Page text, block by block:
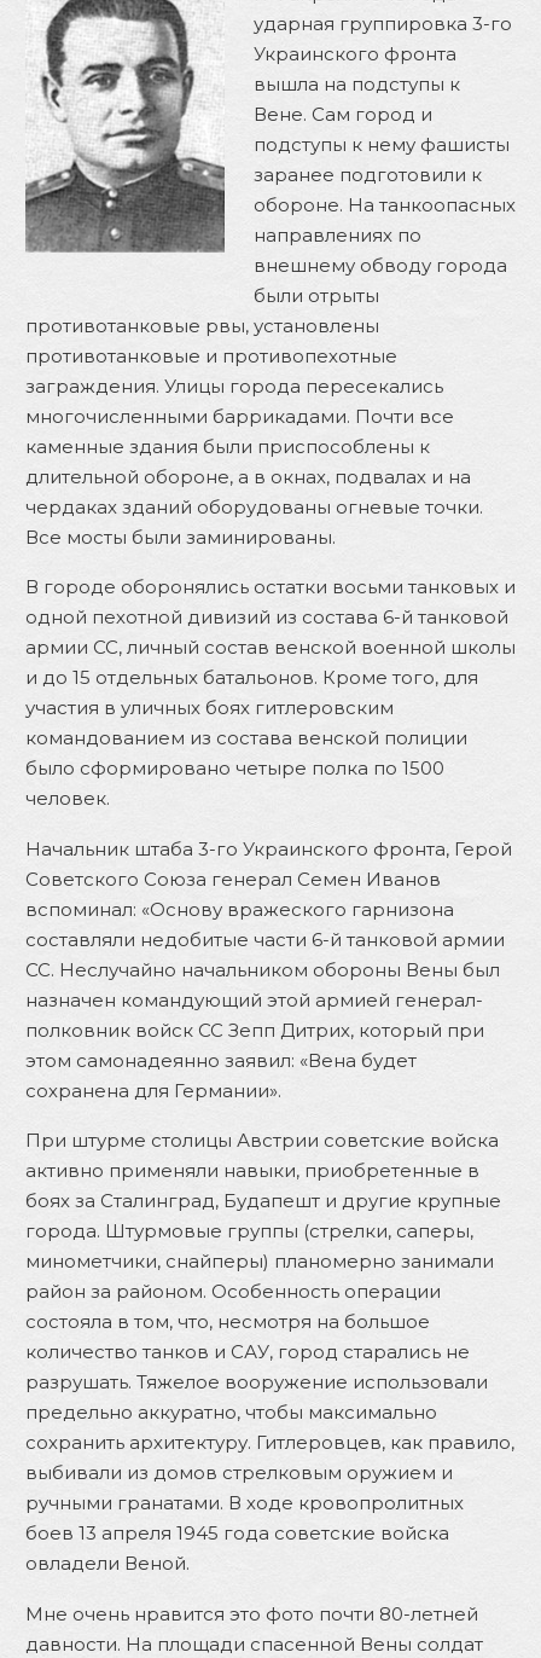
ударная группировка 3-го
Украинского фронта
вышла на подступы к
Вене. Сам город и
подступы к нему фашисты
заранее подготовили к
обороне. На танкоопасных
направлениях по
внешнему обводу города
были отрыты
противотанковые рвы, установлены
противотанковые и противопехотные
заграждения. Улицы города пересекались
многочисленными баррикадами. Почти все
каменные здания были приспособлены к
длительной обороне, а в окнах, подвалах и на
чердаках зданий оборудованы огневые точки.
Все мосты были заминированы.
В городе оборонялись остатки восьми танковых и
одной пехотной дивизий из состава 6-й танковой
армии СС, личный состав венской военной школы
и до 15 отдельных батальонов. Кроме того, для
участия в уличных боях гитлеровским
командованием из состава венской полиции
было сформировано четыре полка по 1500
человек.
Начальник штаба 3-го Украинского фронта, Герой
Советского Союза генерал Семен Иванов
вспоминал: «Основу вражеского гарнизона
составляли недобитые части 6-й танковой армии
СС. Неслучайно начальником обороны Вены был
назначен командующий этой армией генерал-
полковник войск СС Зепп Дитрих, который при
этом самонадеянно заявил: «Вена будет
сохранена для Германии».
При штурме столицы Австрии советские войска
активно применяли навыки, приобретенные в
боях за Сталинград, Будапешт и другие крупные
города. Штурмовые группы (стрелки, саперы,
минометчики, снайперы) планомерно занимали
район за районом. Особенность операции
состояла в том, что, несмотря на большое
количество танков и САУ, город старались не
разрушать. Тяжелое вооружение использовали
предельно аккуратно, чтобы максимально
сохранить архитектуру. Гитлеровцев, как правило,
выбивали из домов стрелковым оружием и
ручными гранатами. В ходе кровопролитных
боев 13 апреля 1945 года советские войска
овладели Веной.
Мне очень нравится это фото почти 80-летней
давности. На площади спасенной Вены солдат